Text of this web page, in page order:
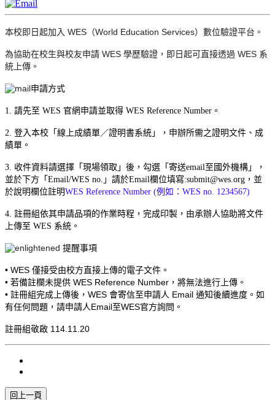
本校即日起加入 WES （World Education Services）數位驗證平台。
為協助在校生與校友申請 WES 學歷驗證，即日起可直接透過 WES 系
統上傳。
申請方式
1. 請先至 WES 官網申請並取得 WES Reference Number。
2. 登入本校「線上成績單／證明書系統」，申辦所需之證明文件、成
績單。
3. 收件資料請選擇「現場領取」後，勾選「寄送email至國外機構」，
並於下方「Email/WES no.」請於Email欄位填寫:submit@wes.org，並
於說明欄位註明WES Reference Number (例如：WES no. 1234567)
4. 註冊組依其申請品項的作業時程，完成印製，由承辦人協助將文件
上傳至 WES 系統。
提醒事項
• WES 僅接受由校方直接上傳的電子文件。
• 若備註欄未提供 WES Reference Number，將無法進行上傳。
• 註冊組完成上傳後，WES 會寄信至申請人 Email 通知後續進度。如
有任何問題，請申請人Email至WES官方詢問。
註冊組敬啟 114.11.20